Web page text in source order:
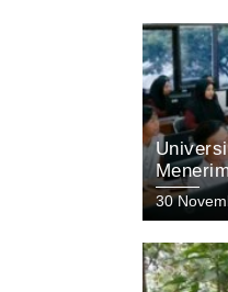
30